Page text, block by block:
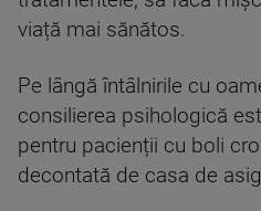
viață mai sănătos.
Pe lângă întâlnirile cu
consilierea psihologică
pentru pacienții cu boli
decontată de casa de